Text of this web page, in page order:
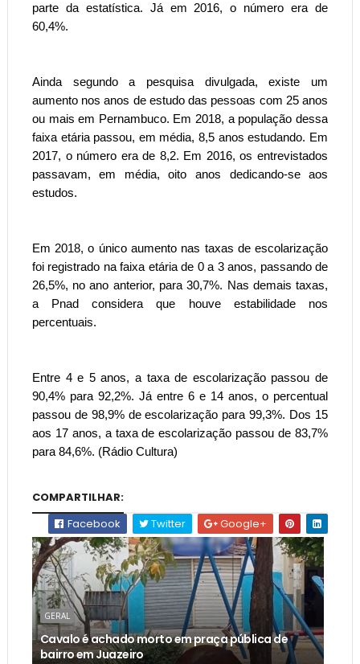
parte da estatística. Já em 2016, o número era de
60,4%.
Ainda segundo a pesquisa divulgada, existe um
aumento nos anos de estudo das pessoas com 25 anos
ou mais em Pernambuco. Em 2018, a população dessa
faixa etária passou, em média, 8,5 anos estudando. Em
2017, o número era de 8,2. Em 2016, os entrevistados
passavam, em média, oito anos dedicando-se aos
estudos.
Em 2018, o único aumento nas taxas de escolarização
foi registrado na faixa etária de 0 a 3 anos, passando de
26,5%, no ano anterior, para 30,7%. Nas demais taxas,
a Pnad considera que houve estabilidade nos
percentuais.
Entre 4 e 5 anos, a taxa de escolarização passou de
90,4% para 92,2%. Já entre 6 e 14 anos, o percentual
passou de 98,9% de escolarização para 99,3%. Dos 15
aos 17 anos, a taxa de escolarização passou de 83,7%
para 84,6%. (Rádio Cultura)
COMPARTILHAR:
Facebook
Twitter Google+
GERAL
Cavalo é achado morto em praça pública de
bairro em Juazeiro